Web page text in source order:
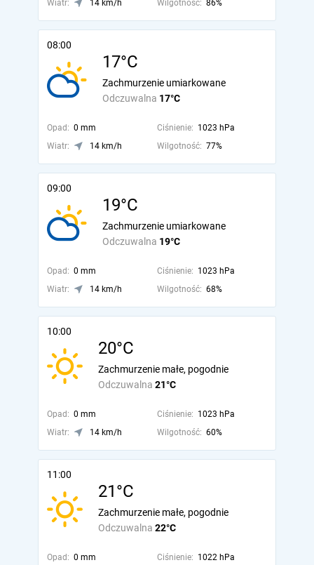
Wiatr: 14 km/h Wilgotność: 86%
08:00
17°C
Odczuwalna 17°C
Zachmurzenie umiarkowane
Opad: 0 mm Ciśnienie: 1023 hPa
Wiatr:
14 km/h Wilgotność: 77%
09:00
19°C
Odczuwalna 19°C
Zachmurzenie umiarkowane
Opad: 0 mm Ciśnienie: 1023 hPa
Wiatr:
14 km/h Wilgotność: 68%
10:00
20°C
Odczuwalna 21°C
Zachmurzenie małe, pogodnie
Opad: 0 mm Ciśnienie: 1023 hPa
Wiatr:
14 km/h Wilgotność: 60%
11:00
21°C
Odczuwalna 22°C
Zachmurzenie małe, pogodnie
Opad: 0 mm Ciśnienie: 1022 hPa